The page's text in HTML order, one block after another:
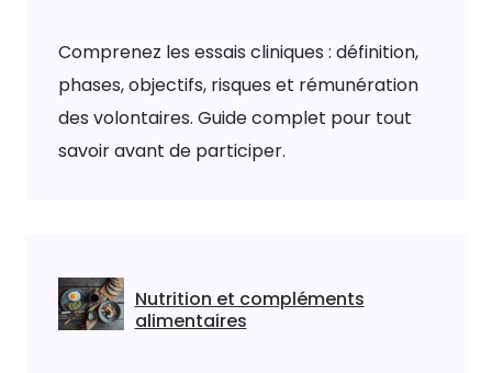
Comprenez les essais cliniques : définition,
phases, objectifs, risques et rémunération
des volontaires. Guide complet pour tout
savoir avant de participer.
Nutrition et compléments
alimentaires